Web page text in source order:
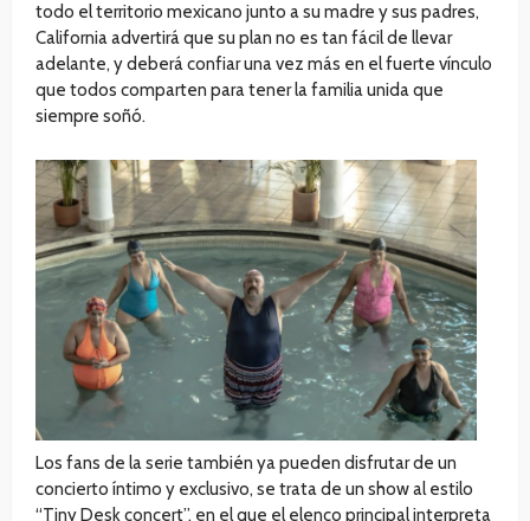
todo el territorio mexicano junto a su madre y sus padres,
California advertirá que su plan no es tan fácil de llevar
adelante, y deberá confiar una vez más en el fuerte vínculo
que todos comparten para tener la familia unida que
siempre soñó.
Los fans de la serie también ya pueden disfrutar de un
concierto íntimo y exclusivo, se trata de un show al estilo
“Tiny Desk concert”, en el que el elenco principal interpreta